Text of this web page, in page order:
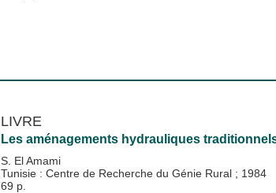
LIVRE
Les aménagements hydrauliques
S. El Amami
Tunisie : Centre de Recherche du Génie Rural ; 1984
69 p.